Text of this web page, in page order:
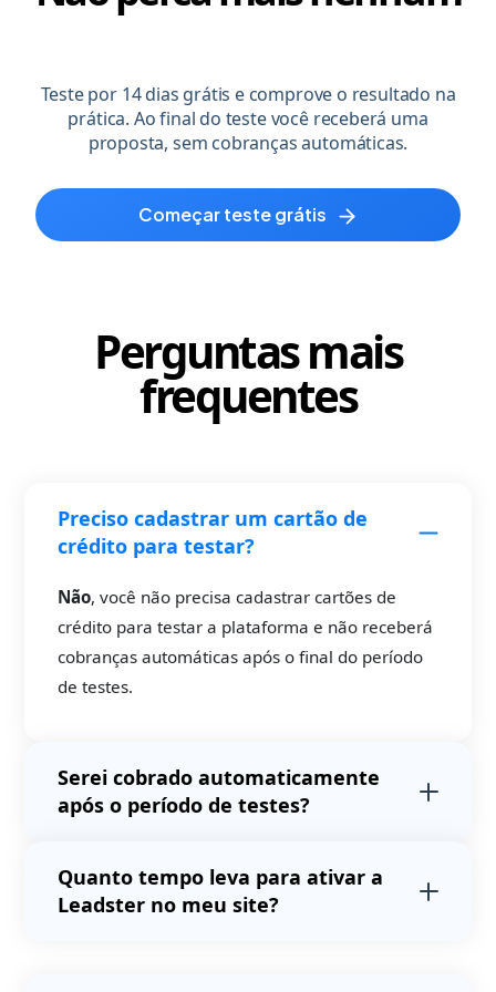
Teste por 14 dias grátis e comprove o resultado na
prática. Ao final do teste você receberá uma
proposta, sem cobranças automáticas.
começar teste grátis
Perguntas mais
frequentes
Preciso cadastrar um cartão de
crédito para testar?
Não, você não precisa cadastrar cartões de
crédito para testar a plataforma e não receberá
cobranças automáticas após o final do período
de testes.
Serei cobrado automaticamente
após o período de testes?
volume de acessos do seu site e
apresentaremos uma proposta.
Quanto tempo leva para ativar a
Leadster no meu site?